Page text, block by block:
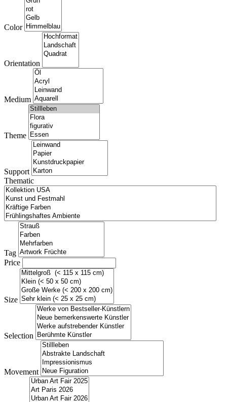
Color
Orientation
Medium
Theme
Support
Thematic
Tag
Price
Size
Selection
Movement